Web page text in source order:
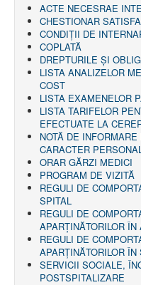
ACTE NECESRAE
CHESTIONAR
CONDIȚII DE
COPLATĂ
DREPTURILE ŞI
LISTA ANALIZELOR
COST
LISTA EXAMENELOR
LISTA TARIFELOR
EFECTUATE LA
NOTĂ DE
CARACTER
ORAR GĂRZI MEDICI
PROGRAM DE VIZITĂ
REGULI DE
SPITAL
REGULI DE
APARȚINĂTORILOR ÎN
REGULI DE
APARȚINĂTORILOR ÎN
SERVICII SOCIALE,
POSTSPITALIZARE